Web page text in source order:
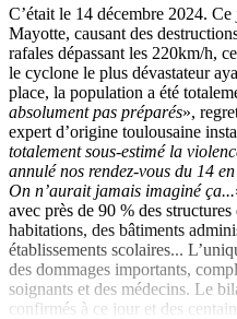
C’était le 14 décembre 2024.
Mayotte, causant des
rafales dépassant les 220km/h,
le cyclone le plus dévastateur
place, la population a été
absolument pas préparés»,
expert d’origine toulousaine
totalement sous-estimé la
annulé nos rendez-vous du 14
On n’aurait jamais imaginé ça...
avec près de 90 % des
habitations, des bâtiments
établissements scolaires...
des dommages importants,
soignants et des médecins. Le
confirmés à ce jour et des